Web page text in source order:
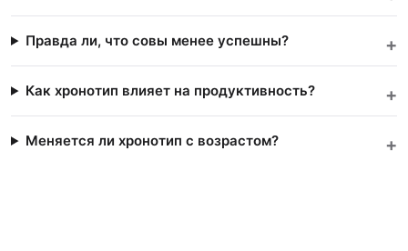
Правда ли, что совы менее успешны?
Как хронотип влияет на продуктивность?
Меняется ли хронотип с возрастом?